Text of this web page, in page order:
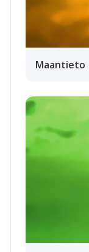
Maantieto